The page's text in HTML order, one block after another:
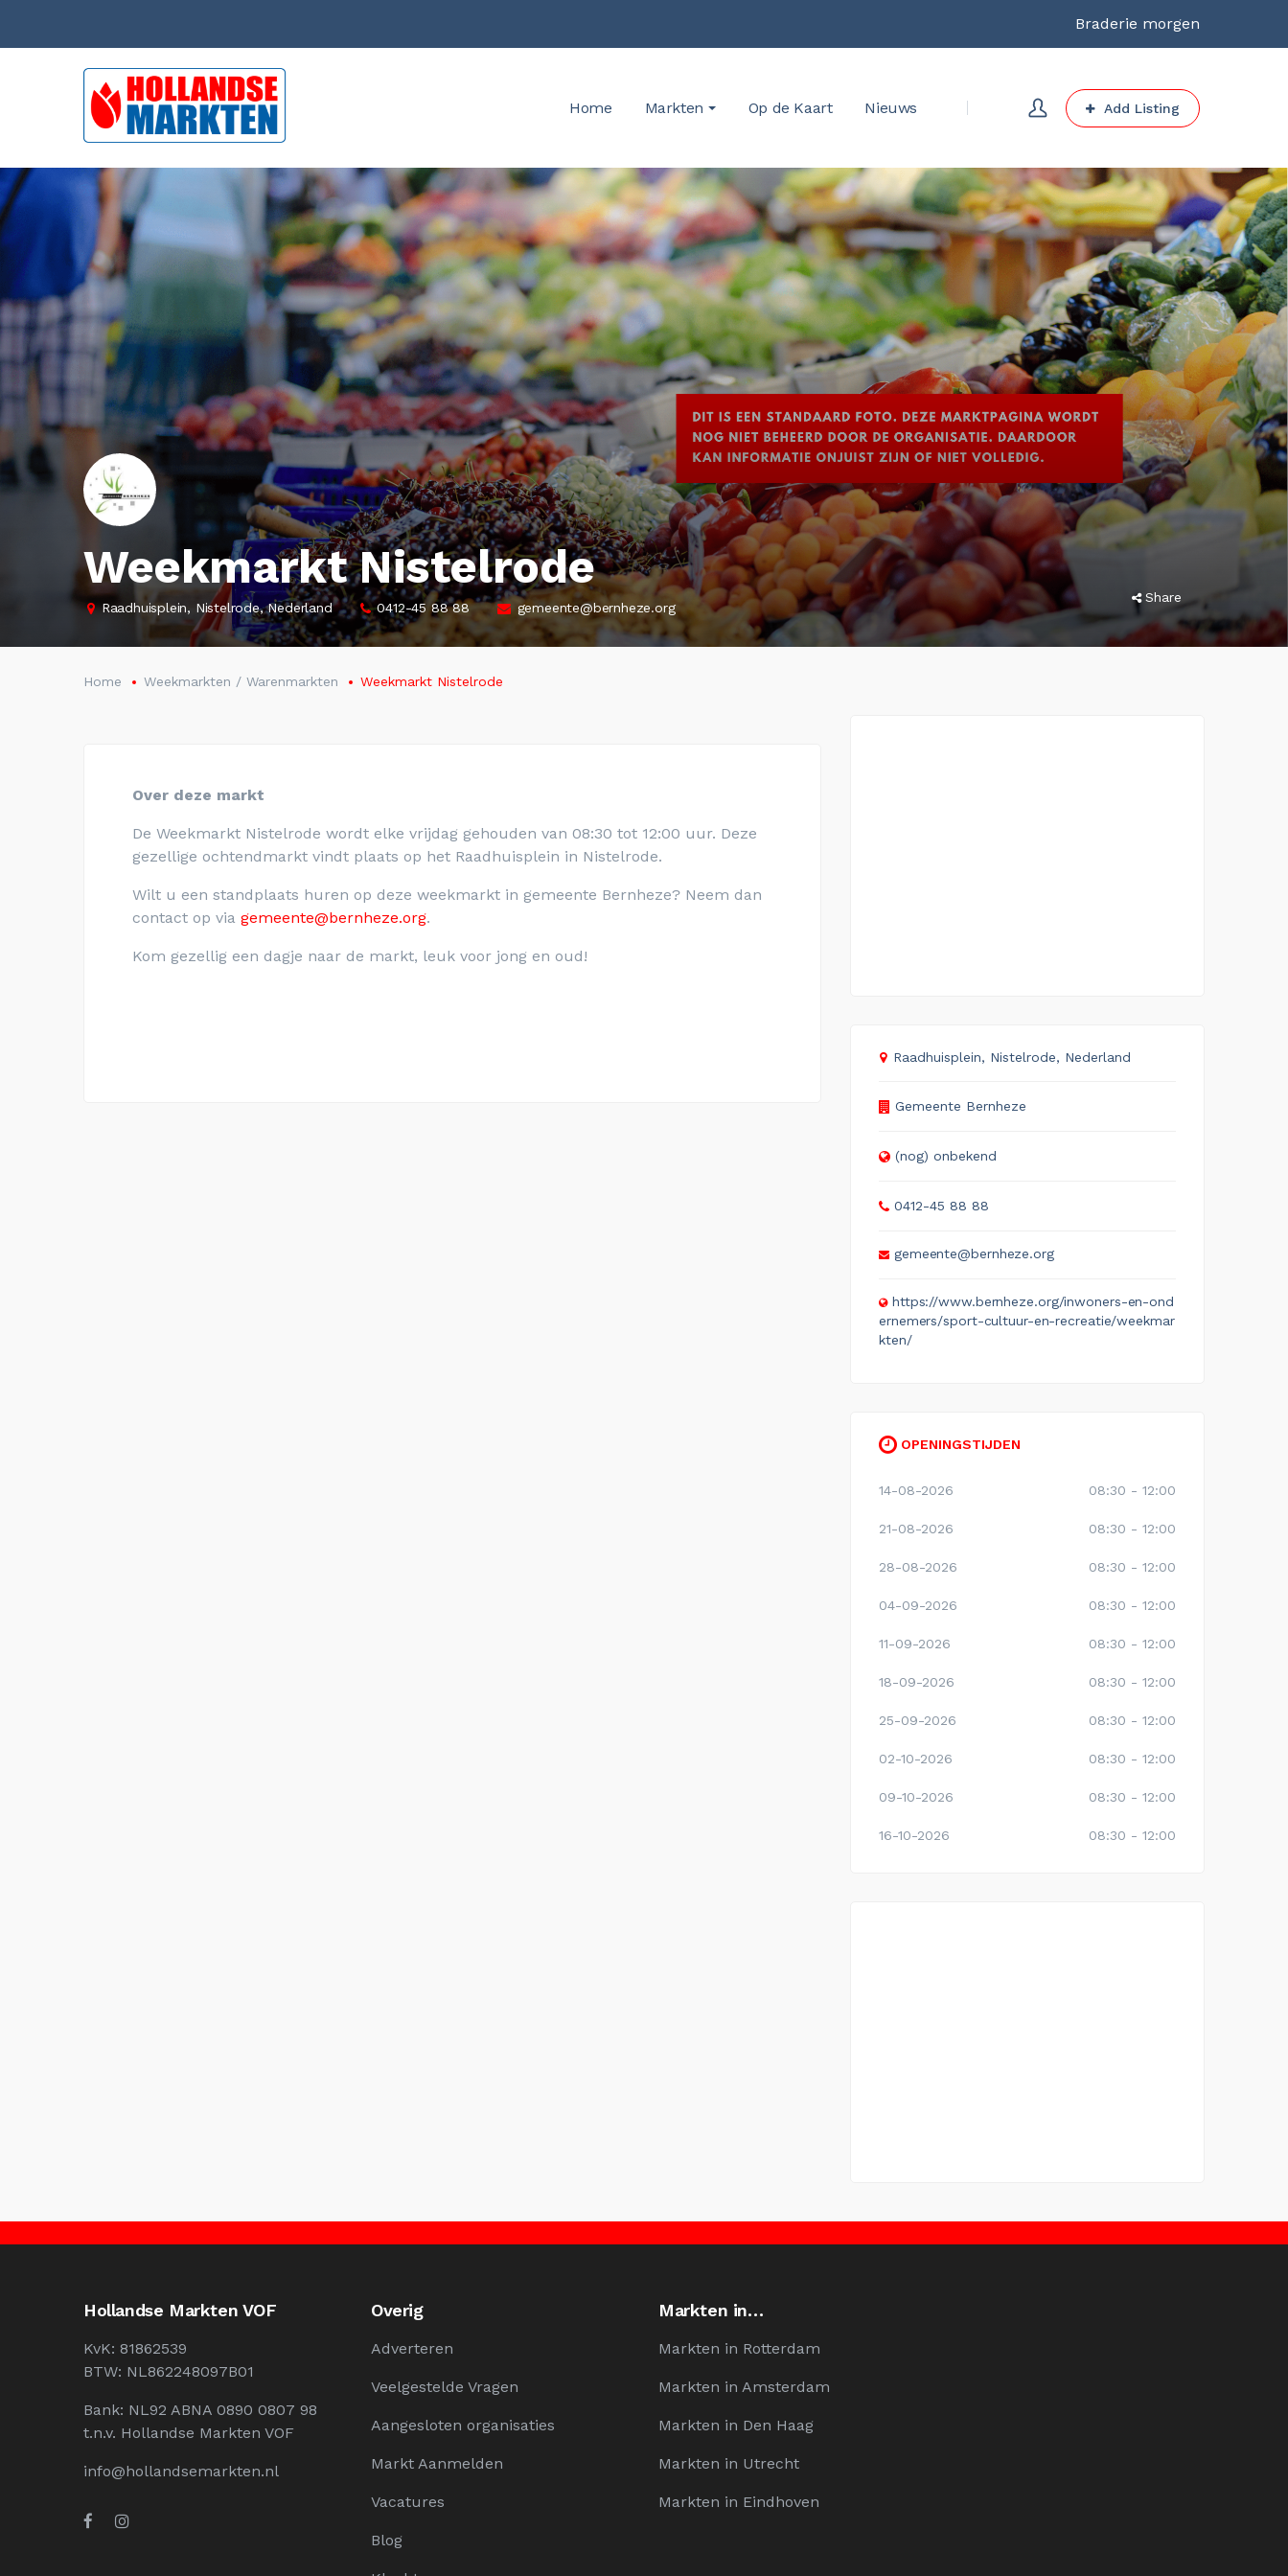
Braderie morgen
Home Markten Op de Kaart Nieuws Add Listing
Weekmarkt Nistelrode
Raadhuisplein, Nistelrode, Nederland 0412-45 88 88 gemeente@bernheze.org
Share
Home Weekmarkten / Warenmarkten Weekmarkt Nistelrode
Over deze markt
De Weekmarkt Nistelrode wordt elke vrijdag gehouden van 08:30 tot 12:00 uur. Deze
gezellige ochtendmarkt vindt plaats op het Raadhuisplein in Nistelrode.
Wilt u een standplaats huren op deze weekmarkt in gemeente Bernheze? Neem dan
contact op via gemeente@bernheze.org.
Kom gezellig een dagje naar de markt, leuk voor jong en oud!
Raadhuisplein, Nistelrode, Nederland
Gemeente Bernheze
(nog) onbekend
0412-45 88 88
gemeente@bernheze.org
https://www.bernheze.org/inwoners-en-ond
ernemers/sport-cultuur-en-recreatie/weekmar
kten/
OPENINGSTIJDEN
14-08-2026 08:30 - 12:00
21-08-2026 08:30 - 12:00
28-08-2026 08:30 - 12:00
04-09-2026 08:30 - 12:00
11-09-2026 08:30 - 12:00
18-09-2026 08:30 - 12:00
25-09-2026 08:30 - 12:00
02-10-2026 08:30 - 12:00
09-10-2026 08:30 - 12:00
16-10-2026 08:30 - 12:00
Hollandse Markten VOF
KvK: 81862539
BTW: NL862248097B01
Bank: NL92 ABNA 0890 0807 98
t.n.v. Hollandse Markten VOF
info@hollandsemarkten.nl
Overig
Adverteren
Veelgestelde Vragen
Aangesloten organisaties
Markt Aanmelden
Vacatures
Blog
Markten in…
Markten in Rotterdam
Markten in Amsterdam
Markten in Den Haag
Markten in Utrecht
Markten in Eindhoven